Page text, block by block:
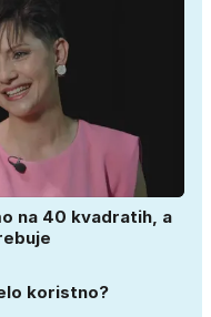
na 40 kvadratih, a
koristno?